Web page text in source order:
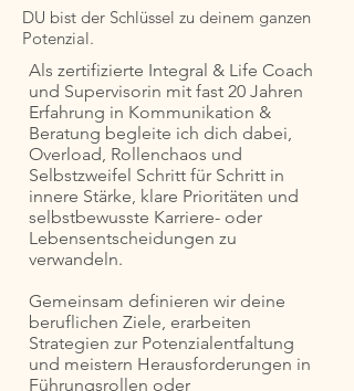
DU bist der Schlüssel zu deinem ganzen
Potenzial.
Als zertifizierte Integral & Life Coach
und Supervisorin mit fast 20 Jahren
Erfahrung in Kommunikation &
Beratung begleite ich dich dabei,
Overload, Rollenchaos und
Selbstzweifel Schritt für Schritt in
innere Stärke, klare Prioritäten und
selbstbewusste Karriere- oder
Lebensentscheidungen zu
verwandeln.
Gemeinsam definieren wir deine
beruflichen Ziele, erarbeiten
Strategien zur Potenzialentfaltung
und meistern Herausforderungen in
Führungsrollen oder